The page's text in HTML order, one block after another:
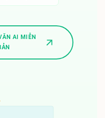
AI MIỄN